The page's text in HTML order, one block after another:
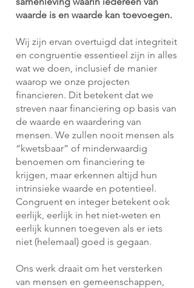
waarde is en waarde kan toevoegen.
Wij zijn ervan overtuigd dat integriteit
en congruentie essentieel zijn in alles
wat we doen, inclusief de manier
waarop we onze projecten
financieren. Dit betekent dat we
streven naar financiering op basis van
de waarde en waardering van
mensen. We zullen nooit mensen als
“kwetsbaar” of minderwaardig
benoemen om financiering te
krijgen, maar erkennen altijd hun
intrinsieke waarde en potentieel.
Congruent en integer betekent ook
eerlijk, eerlijk in het niet-weten en
eerlijk kunnen toegeven als er iets
niet (helemaal) goed is gegaan.
Ons werk draait om het versterken
van mensen en gemeenschappen,